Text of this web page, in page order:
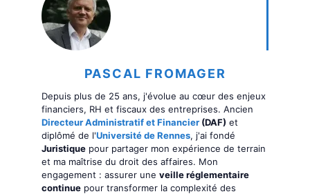
PASCAL FROMAGER
Depuis plus de 25 ans, j'évolue au cœur des enjeux
financiers, RH et fiscaux des entreprises. Ancien
Directeur Administratif et Financier (DAF) et
diplômé de l'Université de Rennes, j'ai fondé
Juristique pour partager mon expérience de terrain
et ma maîtrise du droit des affaires. Mon
engagement : assurer une veille réglementaire
continue pour transformer la complexité des